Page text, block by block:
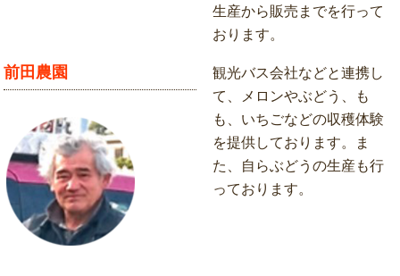
生産から販売までを行って
おります。
前田農園
観光バス会社などと連携し
て、メロンやぶどう、も
も、いちごなどの収穫体験
を提供しております。ま
た、自らぶどうの生産も行
っております。